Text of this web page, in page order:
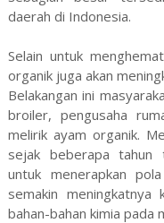
daerah di Indonesia.
Selain untuk
organik juga akan
Belakangan ini
broiler, pengusaha
melirik ayam organik.
sejak beberapa tahun
untuk menerapkan
semakin meningkatnya
bahan-bahan kimia pada